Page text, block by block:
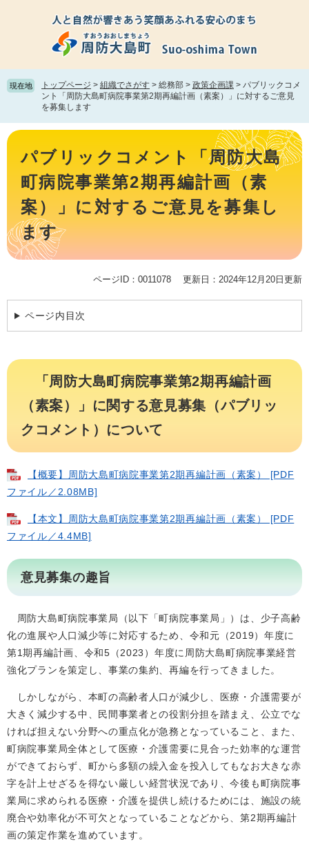
頭
で
飛
ば
て
本
現在地 トップページ > 組織でさがす > 総務部 > 政策企画課 > パブリックコメ
ント「周防大島町病院事業第2期再編計画（素案）」に対するご意見
を募集します
本
パブリックコメント「周防大島
町病院事業第2期再編計画（素
案）」に対するご意見を募集し
ます
ページID：0011078 更新日：2024年12月20日更新
ページ内目次
「周防大島町病院事業第2期再編計画
（素案）」に関する意見募集（パブリッ
クコメント）について
【概要】周防大島町病院事業第2期再編計画（素案） [PDF
ファイル／2.08MB]
【本文】周防大島町病院事業第2期再編計画（素案） [PDF
ファイル／4.4MB]
意見募集の趣旨
周防大島町病院事業局（以下「町病院事業局」）は、少子高齢
化の進展や人口減少等に対応するため、令和元（2019）年度に
第1期再編計画、令和5（2023）年度に周防大島町病院事業経営
強化プランを策定し、事業の集約、再編を行ってきました。
しかしながら、本町の高齢者人口が減少し、医療・介護需要が
大きく減少する中、民間事業者との役割分担を踏まえ、公立でな
ければ担えない分野への重点化が急務となっていること、また、
町病院事業局全体として医療・介護需要に見合った効率的な運営
ができておらず、町から多額の繰入金を投入してもなお大きな赤
字を計上せざるを得ない厳しい経営状況であり、今後も町病院事
業局に求められる医療・介護を提供し続けるためには、施設の統
廃合や効率化が不可欠となっていることなどから、第2期再編計
画の策定作業を進めています。